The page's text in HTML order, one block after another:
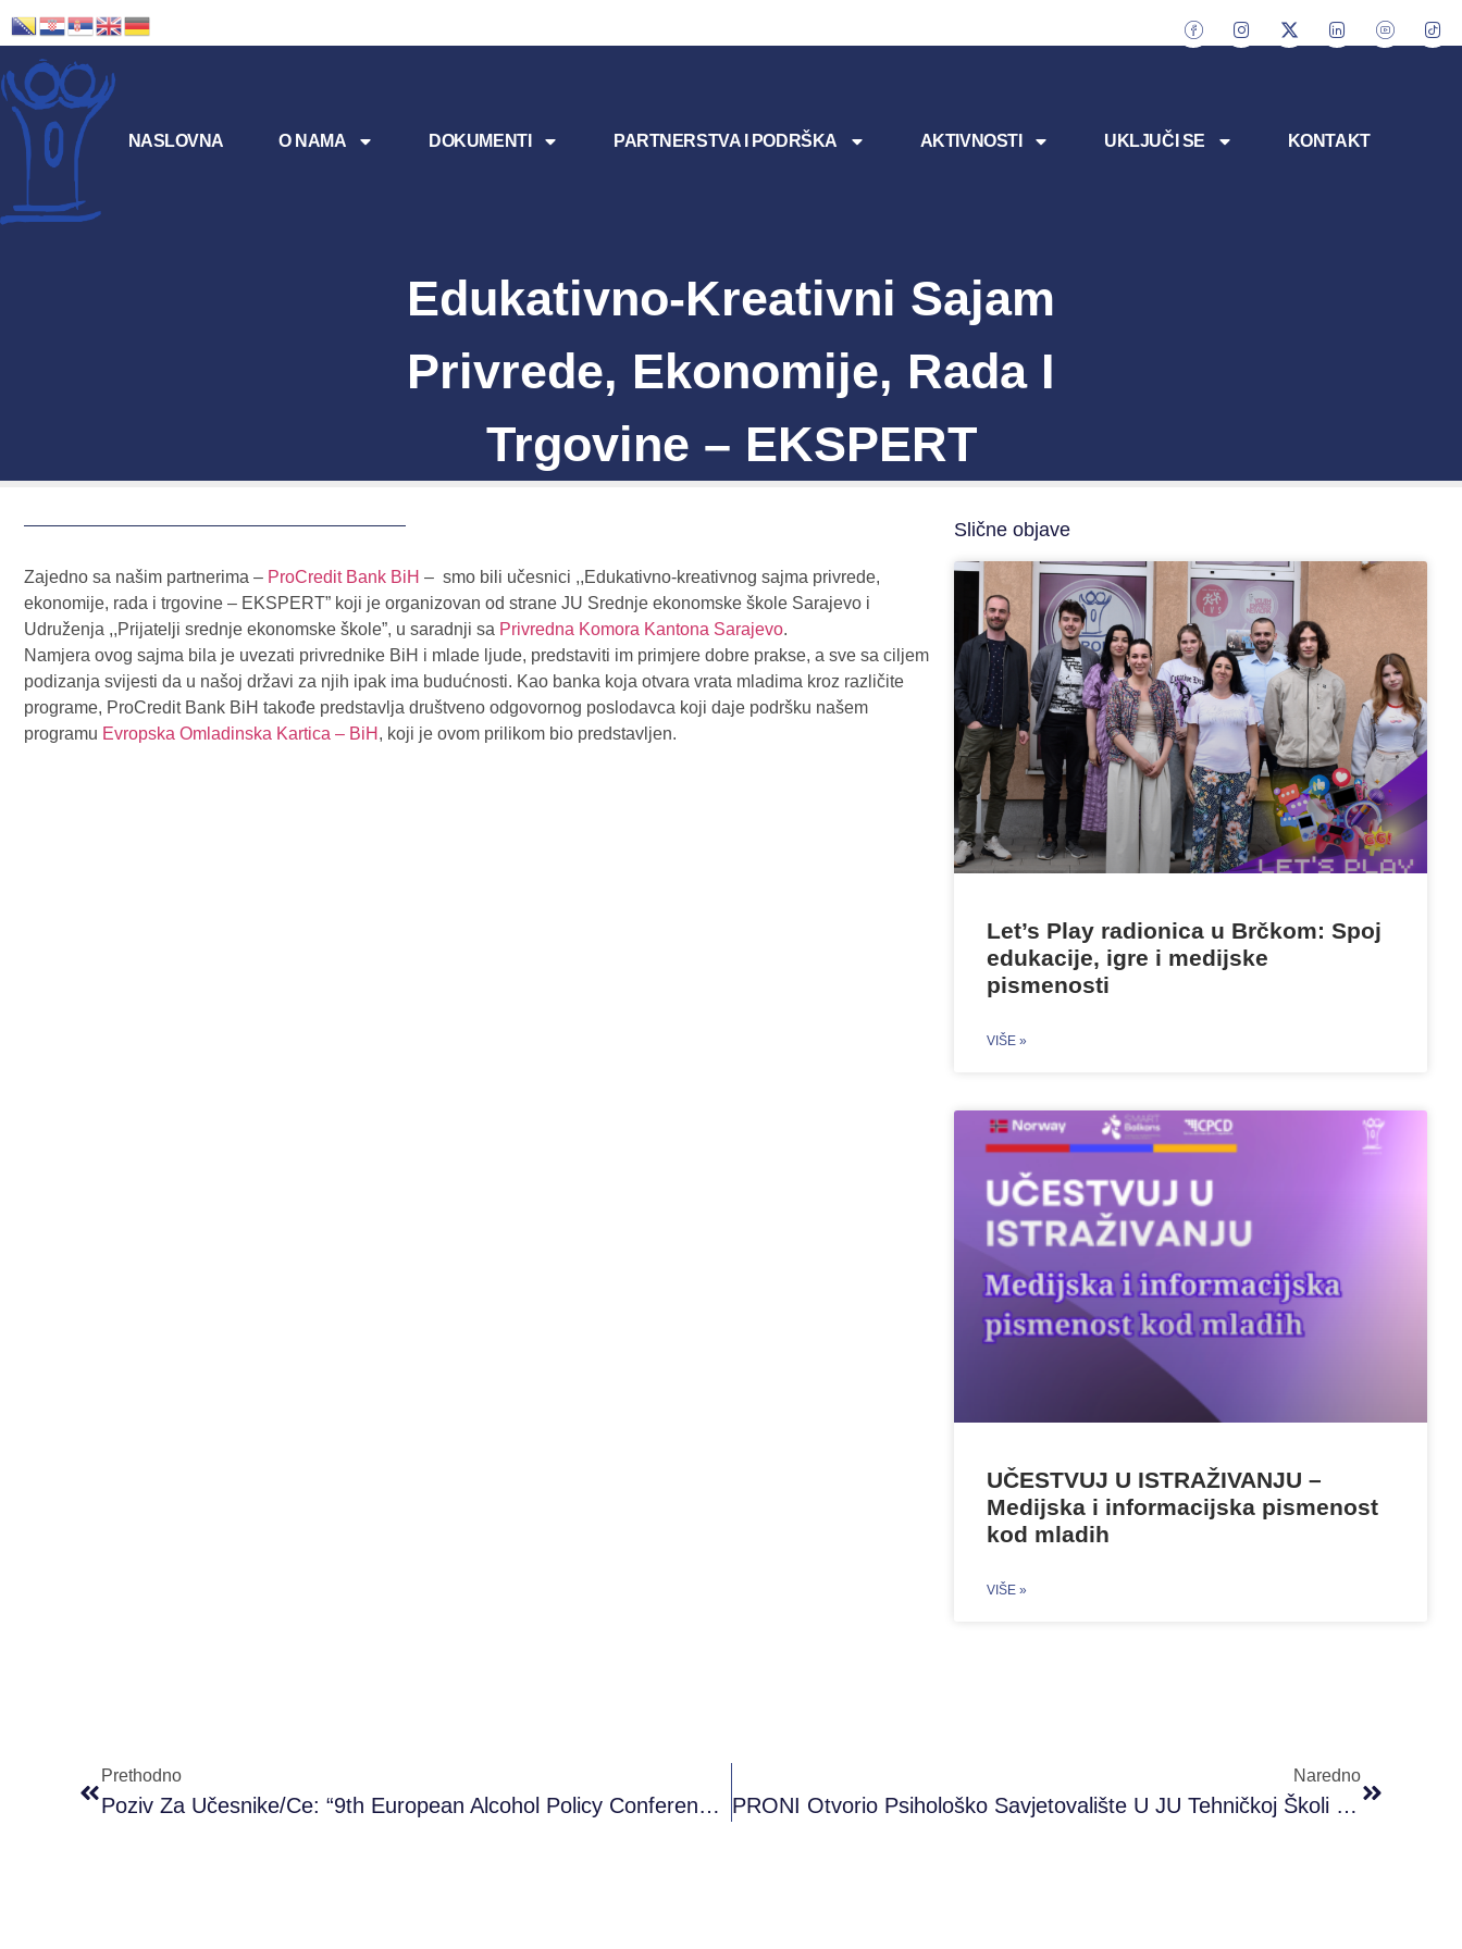
NASLOVNA O NAMA DOKUMENTI PARTNERSTVA I PODRŠKA AKTIVNOSTI UKLJUČI SE KONTAKT
Edukativno-Kreativni Sajam
Privrede, Ekonomije, Rada I
Trgovine – EKSPERT
Zajedno sa našim partnerima – ProCredit Bank BiH – smo bili učesnici ,,Edukativno-kreativnog sajma privrede,
ekonomije, rada i trgovine – EKSPERT” koji je organizovan od strane JU Srednje ekonomske škole Sarajevo i
Udruženja ,,Prijatelji srednje ekonomske škole”, u saradnji sa Privredna Komora Kantona Sarajevo.
Namjera ovog sajma bila je uvezati privrednike BiH i mlade ljude, predstaviti im primjere dobre prakse, a sve sa ciljem
podizanja svijesti da u našoj državi za njih ipak ima budućnosti. Kao banka koja otvara vrata mladima kroz različite
programe, ProCredit Bank BiH takođe predstavlja društveno odgovornog poslodavca koji daje podršku našem
programu Evropska Omladinska Kartica – BiH , koji je ovom prilikom bio predstavljen.
Slične objave
Let’s Play radionica u Brčkom: Spoj
edukacije, igre i medijske
pismenosti
VIŠE »
UČESTVUJ U ISTRAŽIVANJU –
Medijska i informacijska pismenost
kod mladih
VIŠE »
Prethodno
Poziv Za Učesnike/ce: “9th European Alcohol Policy Conference” U Norveškoj
Naredno
PRONI Otvorio Psihološko Savjetovalište U JU Tehničkoj Školi Brčko